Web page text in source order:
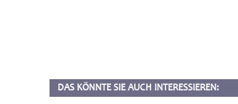
DAS KÖNNTE SIE AUCH INTERESSIEREN: